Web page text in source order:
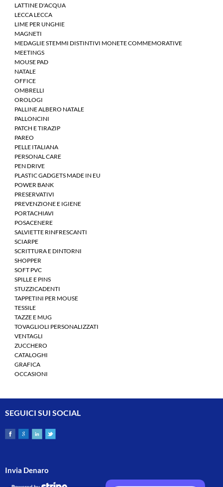
LATTINE D'ACQUA
LECCA LECCA
LIME PER UNGHIE
MAGNETI
MEDAGLIE STEMMI DISTINTIVI MONETE COMMEMORATIVE
MEETINGS
MOUSE PAD
NATALE
OFFICE
OMBRELLI
OROLOGI
PALLINE ALBERO NATALE
PALLONCINI
PATCH E TIRAZIP
PAREO
PELLE ITALIANA
PERSONAL CARE
PEN DRIVE
PLASTIC GADGETS MADE IN EU
POWER BANK
PRESERVATIVI
PREVENZIONE E IGIENE
PORTACHIAVI
POSACENERE
SALVIETTE RINFRESCANTI
SCIARPE
SCRITTURA E DINTORNI
SHOPPER
SOFT PVC
SPILLE E PINS
STUZZICADENTI
TAPPETINI PER MOUSE
TESSILE
TAZZE E MUG
TOVAGLIOLI PERSONALIZZATI
VENTAGLI
ZUCCHERO
CATALOGHI
GRAFICA
OCCASIONI
SEGUICI SUI SOCIAL
Invia Denaro